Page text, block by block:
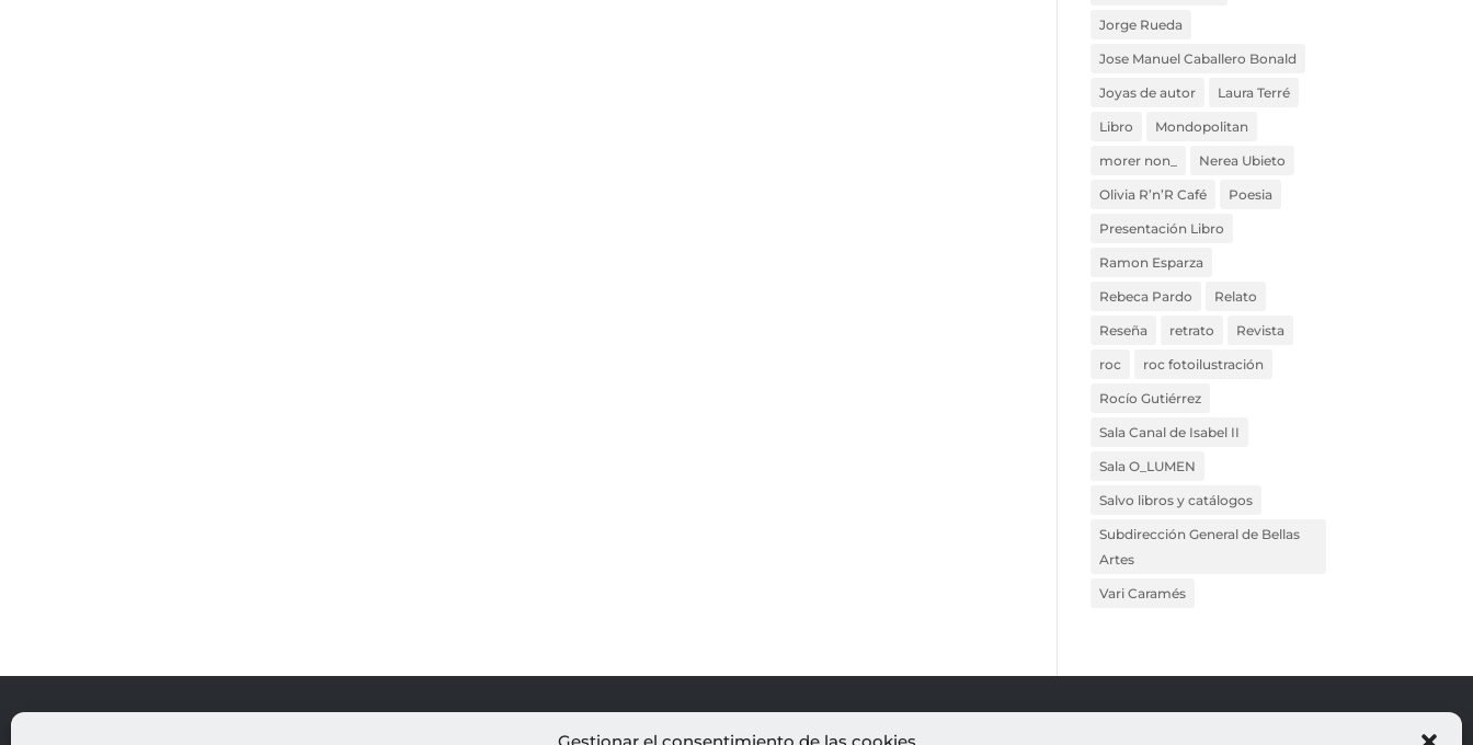
Jorge Rueda
Jose Manuel Caballero Bonald
Joyas de autor Laura Terré
Libro Mondopolitan
morer non_ Nerea Ubieto
Olivia R’n’R Café Poesia
Presentación Libro
Ramon Esparza
Rebeca Pardo Relato
Reseña retrato Revista
roc roc fotoilustración
Rocío Gutiérrez
Sala Canal de Isabel II
Sala O_LUMEN
Salvo libros y catálogos
Subdirección General de Bellas
Artes
Vari Caramés
PROYECTOS